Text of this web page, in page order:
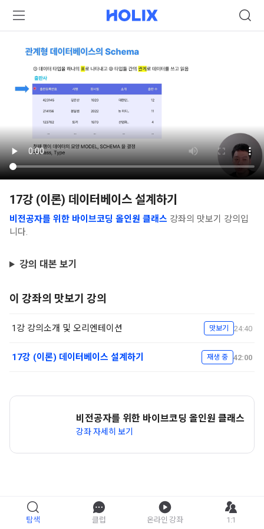
17강 (이론) 데이터베이스 설계하기
비전공자를 위한 바이브코딩 올인원 클래스 강좌의 맛보기 강의입
니다.
강의 대본 보기
이 강좌의 맛보기 강의
1강 강의소개 및 오리엔테이션 맛보기 24:40
17강 (이론) 데이터베이스 설계하기 재생 중 42:00
비전공자를 위한 바이브코딩 올인원 클래스
강좌 자세히 보기
탐색 클럽 온라인 강좌 1:1